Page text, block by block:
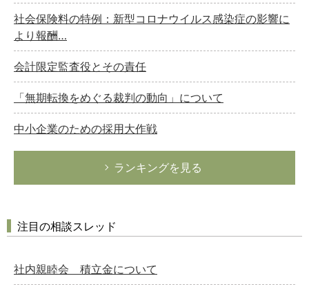
社会保険料の特例：新型コロナウイルス感染症の影響に
より報酬…
会計限定監査役とその責任
「無期転換をめぐる裁判の動向」について
中小企業のための採用大作戦
ランキングを見る
注目の相談スレッド
社内親睦会 積立金について